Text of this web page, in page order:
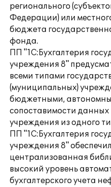
регионального
Федерации) или
бюджета
фонда.
ПП "1С:Бухгалтерия
учреждения 8"
всеми типами
(муниципальных)
бюджетными,
сопоставимости данных
учреждения из одного
ПП "1С:Бухгалтерия
учреждения 8"
централизованная
высокий уровень
бухгалтерского учета